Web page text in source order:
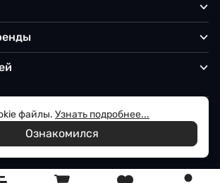
вашего стиля
персональных данных
файлы. Узнать подробнее...
Ознакомился